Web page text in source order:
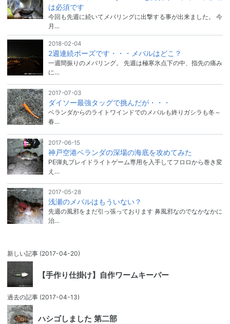
は必須です
今回も先週に続いてメバリングに出撃する事が出来ました。 今
月…
2018-02-04
2週連続ボーズです・・・メバルはどこ？
一週間振りのメバリング。 先週は極寒氷点下の中、指先の痛み
に…
2017-07-03
ダイソー最強タッグで挑んだが・・・
ベランダからのライトワインドでのメバルも終りガシラも冬～
春…
2017-06-15
神戸空港ベランダの深場の海底を攻めてみた
PE弾丸ブレイドライトゲーム専用を入手してフロロから巻き変
え…
2017-05-28
浅瀬のメバルはもういない？
先週の風邪をまだ引っ張っております 鼻風邪なのでなかなかに
治…
新しい記事 (2017-04-20)
【手作り仕掛け】自作ワームキーパー
過去の記事 (2017-04-13)
ハシゴしました 第二部